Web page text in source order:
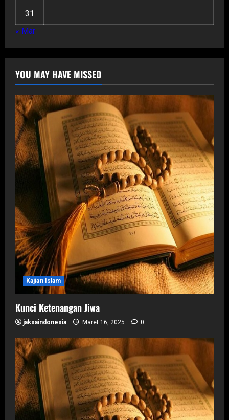
31
« Mar
YOU MAY HAVE MISSED
Kajian Islam
Kunci Ketenangan Jiwa
jaksaindonesia Maret 16, 2025 0